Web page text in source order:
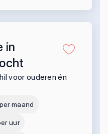
in
voor ouderen én
maand
uur